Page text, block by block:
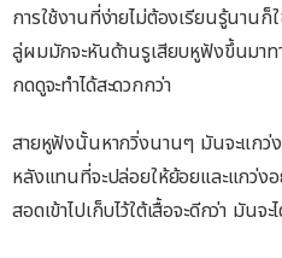
การใช้งานที่ง่ายไม่ต้องเรียนรู้นานก็
ลู่ผมมักจะหันด้านรูเสียบหูฟังขึ้นมา
กดดูจะทำได้สะดวกกว่า
สายหูฟังนั้นหากวิ่งนานๆ มันจะแกว่ง
หลังแทนที่จะปล่อยให้ย้อยและแกว่ง
สอดเข้าไปเก็บไว้ใต้เสื้อจะดีกว่า มันจ